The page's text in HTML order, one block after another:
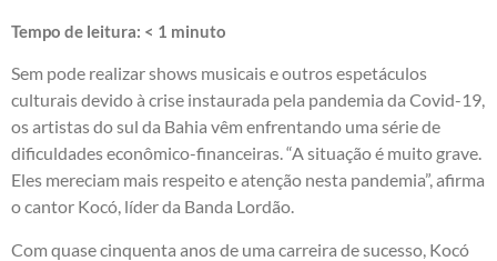
Tempo de leitura: < 1 minuto
Sem pode realizar shows musicais e outros espetáculos
culturais devido à crise instaurada pela pandemia da Covid-19,
os artistas do sul da Bahia vêm enfrentando uma série de
dificuldades econômico-financeiras. “A situação é muito grave.
Eles mereciam mais respeito e atenção nesta pandemia”, afirma
o cantor Kocó, líder da Banda Lordão.
Com quase cinquenta anos de uma carreira de sucesso, Kocó